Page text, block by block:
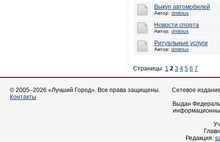
Выкуп автомобилей
Автор: dmitrius
Новости спорта
Автор: dmitrius
Ритуальные услуги
Автор: dmitrius
Страницы: 1 2 3 4 5 6 7
© 2005–2026 «Лучший Город». Все права защищены.
Контакты
Сетевое
Выдан
Редакция: